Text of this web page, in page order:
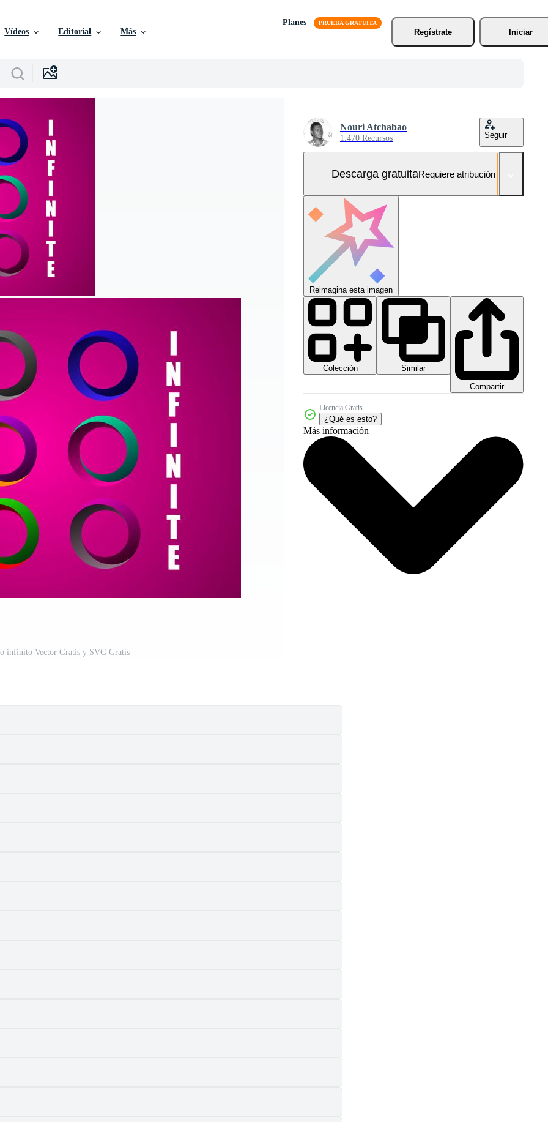
Vídeos Editorial Más
Planes
Regístrate
Iniciar
infinito Vector Gratis y SVG Gratis
Nouri Atchabao
1.470 Recursos Seguir
Descarga gratuitaRequiere atribución
Reimagina esta imagen
Colección
Similar
Compartir
Licencia Gratis
¿Qué es esto?
Más información